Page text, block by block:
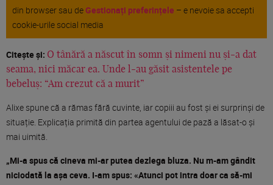
din browser sau de Gestionați preferințele – e nevoie sa accepti
cookie-urile social media
Citește și: O tânără a născut în somn și nimeni nu și-a dat
seama, nici măcar ea. Unde l-au găsit asistentele pe
bebeluș: “Am crezut că a murit”
Alixe spune că a rămas fără cuvinte, iar copiii au fost și ei surprinși de
situație. Explicația primită din partea agentului de pază a lăsat-o și
mai uimită.
„Mi-a spus că cineva mi-ar putea dezlega bluza. Nu m-am gândit
niciodată la așa ceva. I-am spus: «Atunci pot intra doar ca să-mi